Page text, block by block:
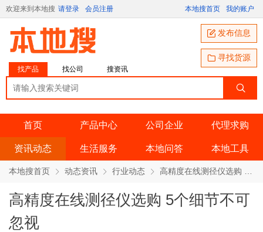
欢迎来到本地搜 请登录 会员注册 本地搜首页 我的账户
找产品 找公司 搜资讯
发布信息
寻找货源
首页 产品中心 公司企业 代理求购
资讯动态 生活服务 本地问答 本地工具
本地搜首页 动态资讯 行业动态
高精度在线测径仪选购 5个细节不可
忽视